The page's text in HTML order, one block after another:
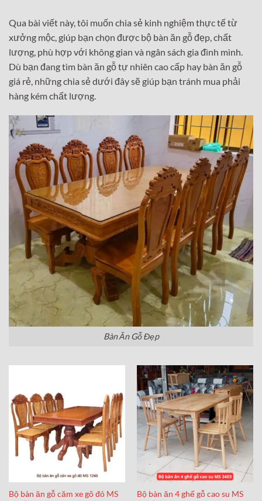
Qua bài viết này, tôi muốn chia sẻ kinh nghiệm thực tế từ
xưởng mộc, giúp bạn chọn được bộ bàn ăn gỗ đẹp, chất
lượng, phù hợp với không gian và ngân sách gia đình mình.
Dù bạn đang tìm bàn ăn gỗ tự nhiên cao cấp hay bàn ăn gỗ
giá rẻ, những chia sẻ dưới đây sẽ giúp bạn tránh mua phải
hàng kém chất lượng.
Bàn Ăn Gỗ Đẹp
Bộ bàn ăn gỗ căm xe gõ đỏ MS
Bộ bàn ăn 4 ghế gỗ cao su MS